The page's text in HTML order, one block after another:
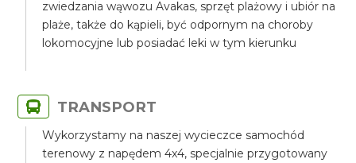
zwiedzania wąwozu Avakas, sprzęt plażowy i ubiór na
plaże, także do kąpieli, być odpornym na choroby
lokomocyjne lub posiadać leki w tym kierunku
TRANSPORT
Wykorzystamy na naszej wycieczce samochód
terenowy z napędem 4x4, specjalnie przygotowany